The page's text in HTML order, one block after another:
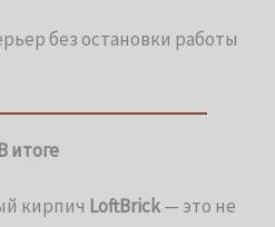
без остановки работы
итоге
кирпич LoftBrick— это не